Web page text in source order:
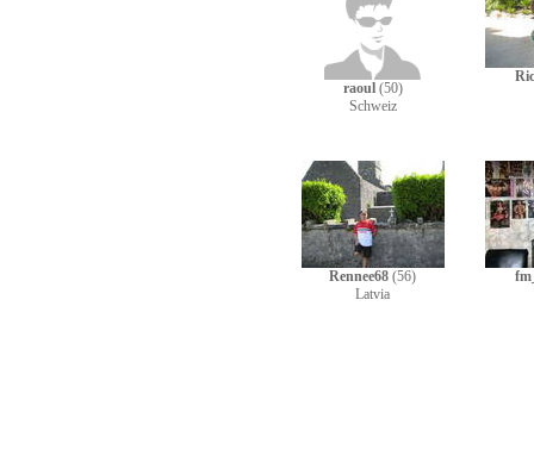
raoul (50)
Schweiz
Rennee68 (56)
Latvia